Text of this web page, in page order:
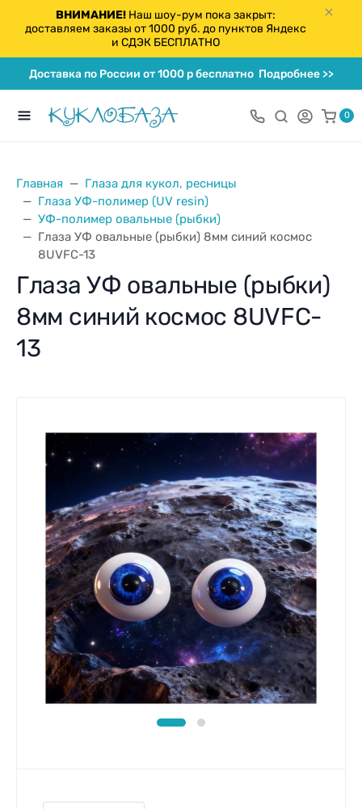
ВНИМАНИЕ!Наш шоу-рум пока закрыт:
доставляем заказы от 1000 руб. до пунктов Яндекс
и СДЭК БЕСПЛАТНО
Доставка по России от 1000 р бесплатноПодробнее >>
0
Главная
Глаза для кукол, ресницы
Глаза УФ-полимер (UV resin)
УФ-полимер овальные (рыбки)
Глаза УФ овальные (рыбки) 8мм синий космос
8UVFC-13
Глаза УФ овальные (рыбки)
8мм синий космос 8UVFC-
13